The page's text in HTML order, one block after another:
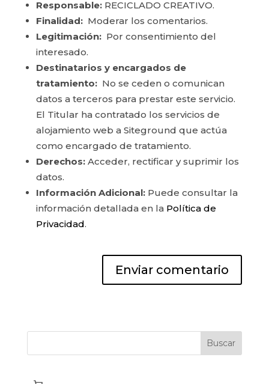
Responsable:RECICLADO CREATIVO.
Finalidad:Moderar los comentarios.
Legitimación:Por consentimiento del
interesado.
Destinatarios y encargados de
tratamiento:No se ceden o comunican
datos a terceros para prestar este servicio.
El Titular ha contratado los servicios de
alojamiento web a Siteground que actúa
como encargado de tratamiento.
Derechos:Acceder, rectificar y suprimir los
datos.
Información Adicional:Puede consultar la
información detallada en la Política de
Privacidad.